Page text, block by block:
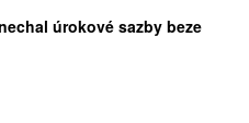
úrokové sazby beze